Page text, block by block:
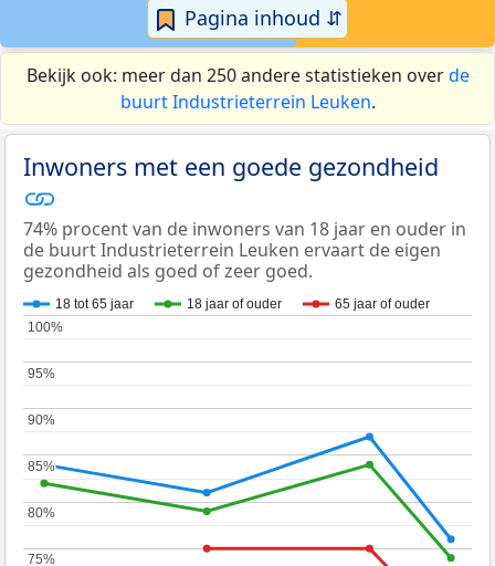
Pagina inhoud ⇵
Bekijk ook: meer dan 250 andere statistieken overde
buurt Industrieterrein Leuken.
Inwoners met een goede gezondheid
74% procent van de inwoners van 18 jaar en ouder in
de buurt Industrieterrein Leuken ervaart de eigen
gezondheid als goed of zeer goed.
18 tot 65 jaar 18 jaar of ouder 65 jaar of ouder
75%
75%
80%
80%
85%
85%
90%
90%
95%
95%
100%
100%